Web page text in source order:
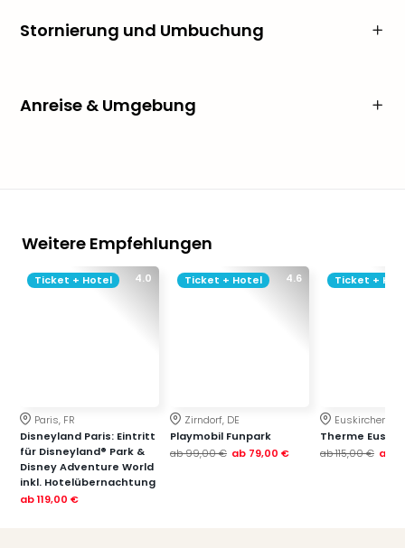
Stornierung und Umbuchung
Anreise & Umgebung
Weitere Empfehlungen
4.0
Ticket + Hotel
Paris, FR
Disneyland Paris: Eintritt
für Disneyland® Park &
Disney Adventure World
inkl. Hotelübernachtung
ab119,00 €
4.6
Ticket + Hotel
Zirndorf, DE
Playmobil Funpark
ab99,00 € ab 79,00 €
Ticket +
Euskirchen, DE
Therme
ab115,00 € ab